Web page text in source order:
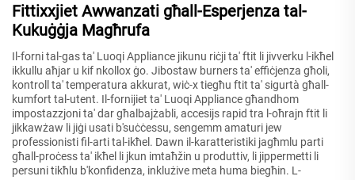
Fittixxjiet Awwanzati għall-Esperjenza tal-
Kukuġġja Magħrufa
Il-forni tal-gas ta' Luoqi Appliance jikunu riċji ta' ftit li jivverku l-ikħel
ikkullu aħjar u kif nkollox ġo. Jibostaw burners ta' effiċjenza għoli,
kontroll ta' temperatura akkurat, wiċ-x tiegħu ftit ta' sigurtà għall-
kumfort tal-utent. Il-fornijiet ta' Luoqi Appliance għandhom
impostazzjoni ta' dar għalbajżabli, accesijs rapid tra l-oħrajn ftit li
jikkawżaw li jiġi usati b'suċċessu, sengemm amaturi jew
professionisti fil-arti tal-ikħel. Dawn il-karatteristiki jagħmlu parti
għall-proċess ta' ikħel li jkun imtaħžin u produttiv, li jippermetti li
persuni tikħlu b'konfidenza, inklużive meta huma biegħin. L-